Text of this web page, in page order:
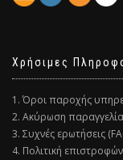
Χρήσιμες
1. Όροι παροχής
2. Ακύρωση
3. Συχνές ερωτήσεις
4. Πολιτική επιστροφών